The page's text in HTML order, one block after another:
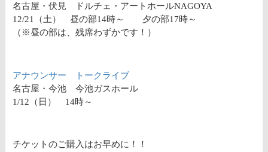
名古屋・伏見 ドルチェ・アートホールNAGOYA
12/21（土） 昼の部14時～ 夕の部17時～
（※昼の部は、残席わずかです！）
アナウンサー トークライブ
名古屋・今池 今池ガスホール
1/12（日） 14時～
チケットのご購入はお早めに！！